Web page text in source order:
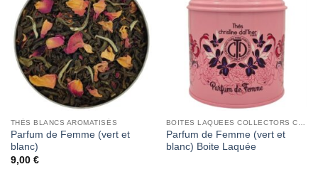
Add to
Wishlist
THÉS BLANCS AROMATISÉS
Parfum de Femme (vert et
blanc)
9,00 €
Add to
Wishlist
Parfum de Femme (vert et
blanc) Boite Laquée